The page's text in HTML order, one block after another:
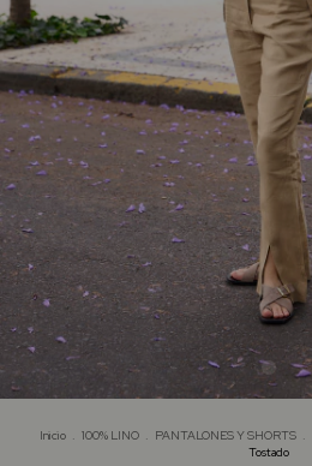
Inicio . 100% LINO . PANTALONES Y SHORTS .
Tostado